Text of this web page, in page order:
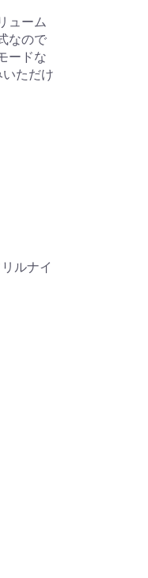
ューム
なので
ードな
ただけ
ルナイ